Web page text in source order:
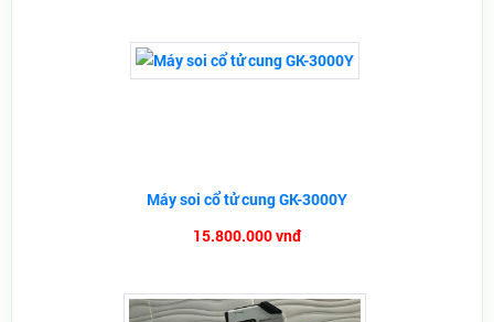
Máy soi cổ tử cung GK-3000Y
15.800.000 vnđ